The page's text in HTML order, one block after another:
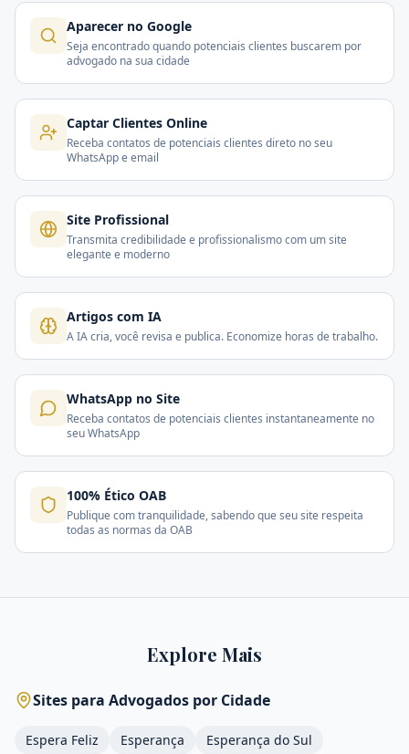
Aparecer no Google
Seja encontrado quando potenciais clientes buscarem por
advogado na sua cidade
Captar Clientes Online
Receba contatos de potenciais clientes direto no seu
WhatsApp e email
Site Profissional
Transmita credibilidade e profissionalismo com um site
elegante e moderno
Artigos com IA
A IA cria, você revisa e publica. Economize horas de trabalho.
WhatsApp no Site
Receba contatos de potenciais clientes instantaneamente no
seu WhatsApp
100% Ético OAB
Publique com tranquilidade, sabendo que seu site respeita
todas as normas da OAB
Explore Mais
Sites para Advogados por Cidade
Espera Feliz Esperança
Esperança do Sul